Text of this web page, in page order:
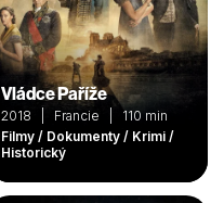
Vládce Paříže
2018 | Francie | 110 min
Filmy / Dokumenty / Krimi /
Historický